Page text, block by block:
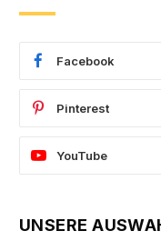
Facebook
Pinterest
YouTube
UNSERE